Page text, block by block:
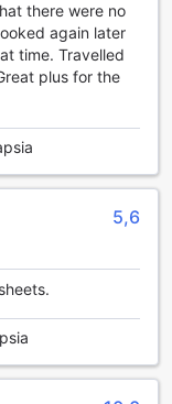
miellyttävän ja
joissa voit
Wi-Fi on
tiloissa, joten
perheeseesi tai
on varattu oma
kuten
tekee
saatavilla,
tavaroistasi.
there were no
again later
time. Travelled
plus for the
5,6